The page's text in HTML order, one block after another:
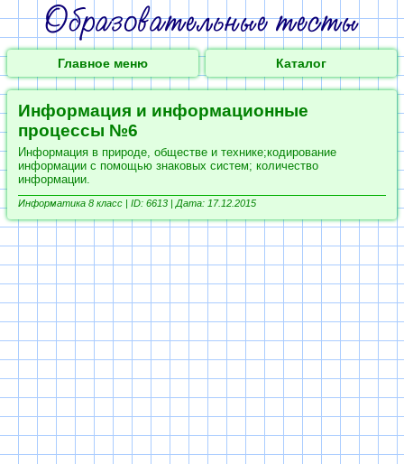
Главное меню Каталог
Информация и информационные
процессы №6
Информация в природе, обществе и технике;кодирование
информации с помощью знаковых систем; количество
информации.
Информатика 8 класс | ID: 6613 | Дата: 17.12.2015